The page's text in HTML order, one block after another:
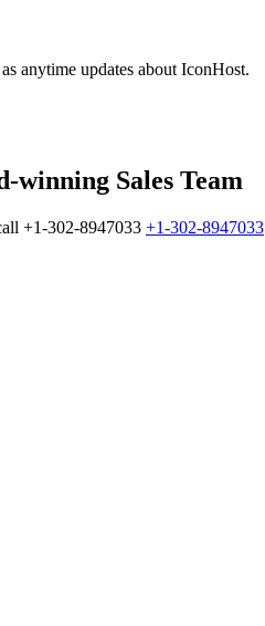
anytime updates about IconHost.
winning Sales Team
+1-302-8947033 +1-302-8947033